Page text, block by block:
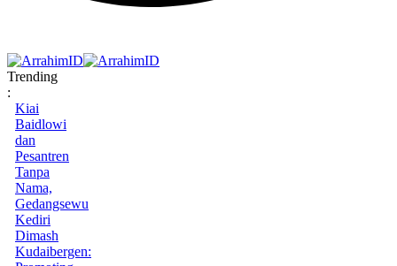
Trending
:
Kiai
Baidlowi
dan
Pesantren
Tanpa
Nama,
Gedangsewu
Kediri
Dimash
Kudaibergen: